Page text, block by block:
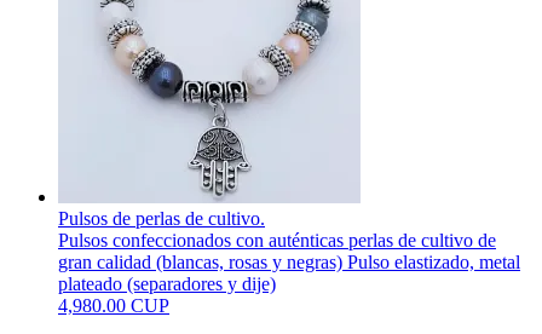
Pulsos de perlas de cultivo.
Pulsos confeccionados con auténticas perlas de cultivo de
gran calidad (blancas, rosas y negras) Pulso elastizado, metal
plateado (separadores y dije)
4,980.00 CUP